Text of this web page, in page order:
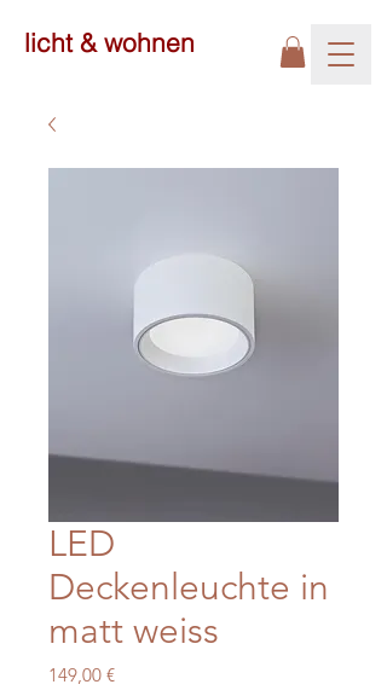
licht & wohnen
LED
Deckenleuchte in
matt weiss
149,00 €Preis